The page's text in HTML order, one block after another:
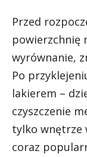
Przed
powierzchnię
wyrównanie,
Po
lakierem –
czyszczenie
tylko wnętrze
coraz